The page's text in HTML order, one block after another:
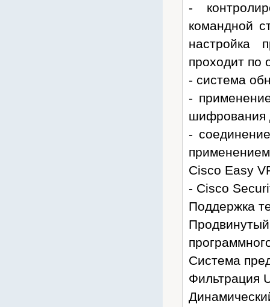
-
командной
настройка
проходит по
- система
-
шифрования
-
Cisco Easy
- Cisco
Поддержка
Система
Фильтрация